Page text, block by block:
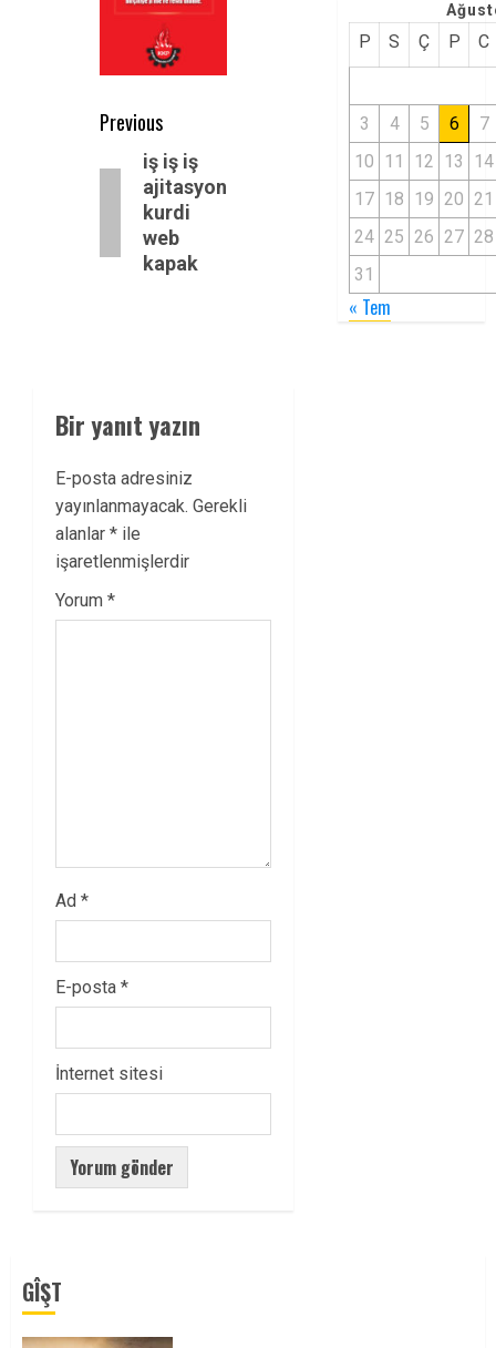
Post
navigation
Previous
Previousiş iş iş
ajitasyon
kurdi
web
kapak
Bir yanıt yazın
E-posta adresiniz
yayınlanmayacak. Gerekli
alanlar * ile
işaretlenmişlerdir
Yorum *
Ad *
E-posta *
İnternet sitesi
P S Ç P C
3 4 5 6
7
10 11 12 13
14
17 18 19 20 21
24 25 26 27 28
31
« Tem
GÎŞT